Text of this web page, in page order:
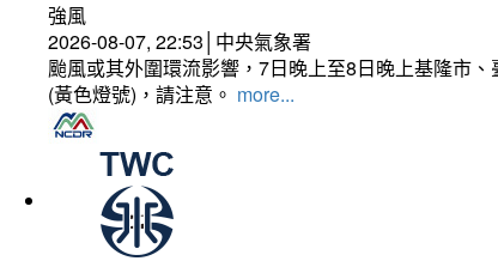
強風
2026-08-07, 22:53│中央氣象署
颱風或其外圍環流影響，7日晚上至8日晚上基隆市
(黃色燈號)，請注意。 more...